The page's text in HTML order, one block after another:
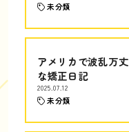
未分類
アメリカで波乱万丈
な矯正日記
2025.07.12
未分類